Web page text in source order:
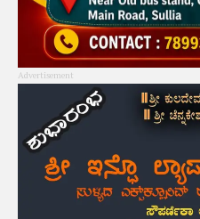
Advertisement